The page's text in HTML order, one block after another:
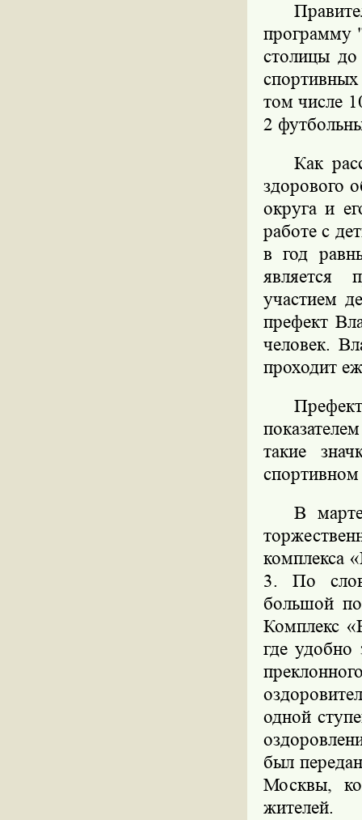
программу
столицы до
том числе
2
Как
здорового
округа и
работе с
в год
является
участием
префект
человек.
проходит
такие
В
комплекса
3. По
большой
Комплекс
где
одной
был
Москвы,
жителей.